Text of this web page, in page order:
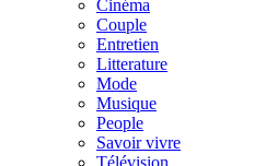
Cinéma
Couple
Entretien
Litterature
Mode
Musique
People
Savoir vivre
Télévision